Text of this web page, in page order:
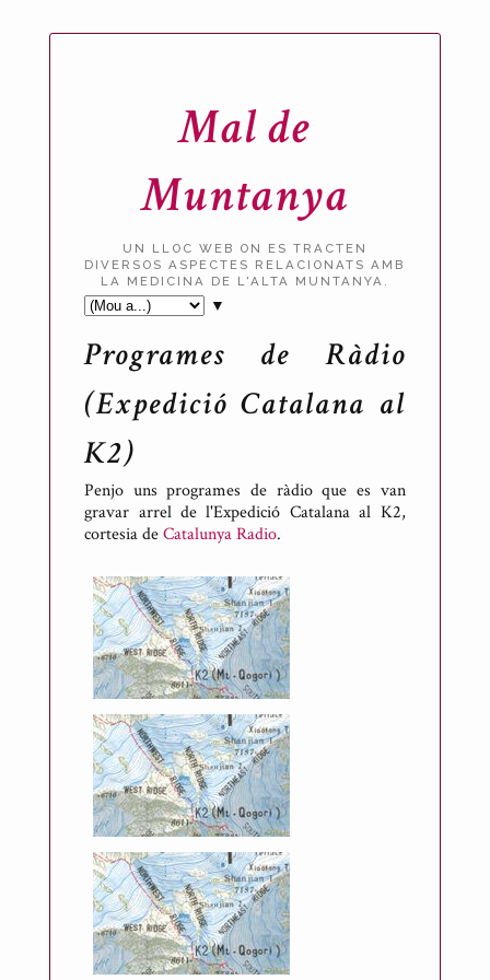
Mal de
Muntanya
UN LLOC WEB ON ES TRACTEN
DIVERSOS ASPECTES RELACIONATS AMB
LA MEDICINA DE L'ALTA MUNTANYA.
▼
Programes de Ràdio
(Expedició Catalana al
K2)
Penjo uns programes de ràdio que es van
gravar arrel de l'Expedició Catalana al K2,
cortesia deCatalunya Radio.